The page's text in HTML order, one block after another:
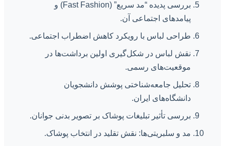
بررسی پدیده “مد سریع” (Fast Fashion) و
پیامدهای اجتماعی آن.
طراحی لباس با رویکرد کاهش اضطراب اجتماعی.
نقش لباس در شکل‌گیری اولین برداشت‌ها در
موقعیت‌های رسمی.
تحلیل جامعه‌شناختی پوشش دانشجویان
دانشگاه‌های ایران.
بررسی تأثیر تبلیغات پوشاک بر تصویر بدنی جوانان.
مد و سلبریتی‌ها: نقش تقلید در انتخاب پوشاک.